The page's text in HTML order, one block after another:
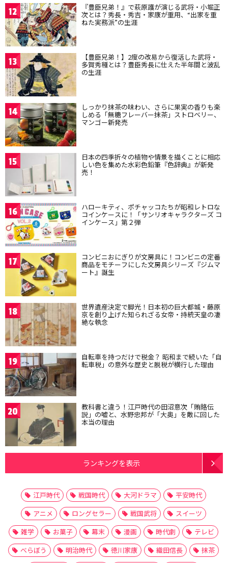
12 『豊臣兄弟！』で萩原護が演じる武将・小堀正
次とは？秀長・秀吉・家康が重用、“出家を重
ねた実務派”の生涯
13 【豊臣兄弟！】2度の改易から復活した武将・
多賀秀種とは？豊臣秀長に仕えた半年間と波乱
の生涯
14 しっかり抹茶の味わい、さらに果実の香りも楽
しめる「無糖フレーバー抹茶」ストロベリー、
マンゴー新発売
15 日本の四季折々の植物や情景を描くことに相応
しい色を集めた水彩色鉛筆『色辞典』が新発
売！
16 ハローキティ、ポチャッコたちが昭和レトロな
コインケースに！「サンリオキャラクターズ コ
インケース」第２弾
17 コンビニおにぎりが文房具に！コンビニの定番
商品をモチーフにした文房具シリーズ『ジムマ
ート』誕生
18 世界遺産決定で脚光！日本初の巨大都城・藤原
京を創り上げた知られざる女帝・持統天皇の凄
絶な執念
19 自転車を持つだけで税金？ 昭和まで続いた「自
転車税」の意外な歴史と脱税が横行した理由
20 教科書と違う！江戸時代の田沼意次「賄賂伝
説」の嘘と、水野忠邦が「大奥」を敵に回した
本当の理由
ランキングを表示
江戸時代 戦国時代 大河ドラマ
平安時代
アニメ
ロングセラー 戦国武将
スイーツ
雑学
お菓子 幕末 漫画 時代劇
テレビ
べらぼう
明治時代 徳川家康 織田信長
抹茶